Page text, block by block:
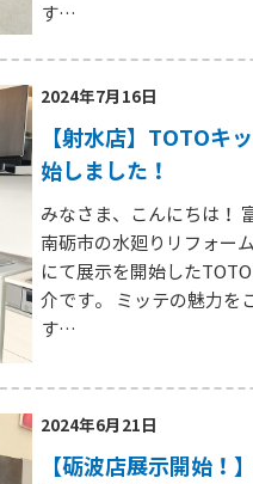
す…
2024年7月16日
【射水店】TOTOキ
始しました！
みなさま、こんにちは！
南砺市の水廻りリフォー
にて展示を開始した
介です。 ミッテの魅力を
す…
2024年6月21日
【砺波店展示開始！